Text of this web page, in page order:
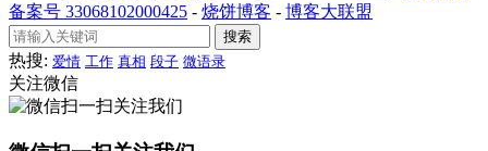
备案号 33068102000425 - 烧饼博客 - 博客大联盟
搜索
热搜: 爱情 工作 真相 段子 微语录
关注微信